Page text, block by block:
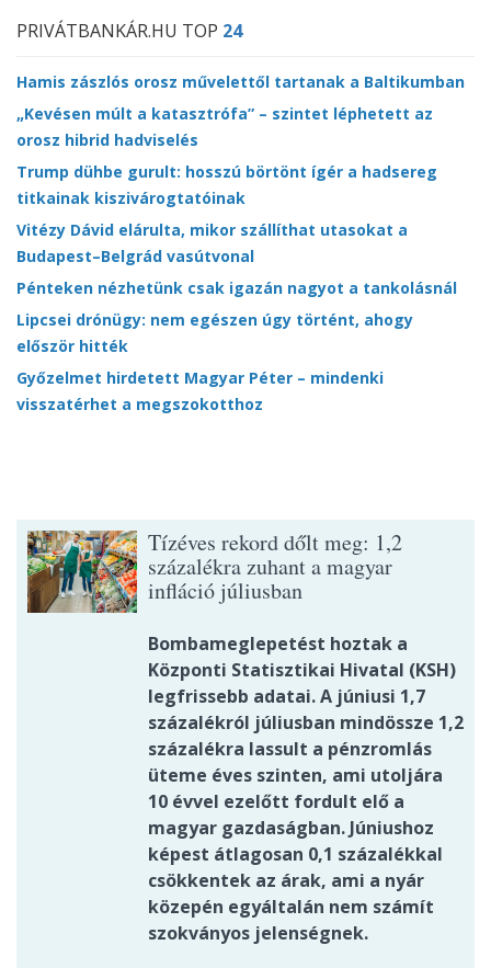
PRIVÁTBANKÁR.HU TOP 24
Hamis zászlós orosz művelettől tartanak a Baltikumban
„Kevésen múlt a katasztrófa” – szintet léphetett az
orosz hibrid hadviselés
Trump dühbe gurult: hosszú börtönt ígér a hadsereg
titkainak kiszivárogtatóinak
Vitézy Dávid elárulta, mikor szállíthat utasokat a
Budapest–Belgrád vasútvonal
Pénteken nézhetünk csak igazán nagyot a tankolásnál
Lipcsei drónügy: nem egészen úgy történt, ahogy
először hitték
Győzelmet hirdetett Magyar Péter – mindenki
visszatérhet a megszokotthoz
Tízéves rekord dőlt meg: 1,2
százalékra zuhant a magyar
infláció júliusban
Bombameglepetést hoztak a
Központi Statisztikai Hivatal (KSH)
legfrissebb adatai. A júniusi 1,7
százalékról júliusban mindössze 1,2
százalékra lassult a pénzromlás
üteme éves szinten, ami utoljára
10 évvel ezelőtt fordult elő a
magyar gazdaságban. Júniushoz
képest átlagosan 0,1 százalékkal
csökkentek az árak, ami a nyár
közepén egyáltalán nem számít
szokványos jelenségnek.